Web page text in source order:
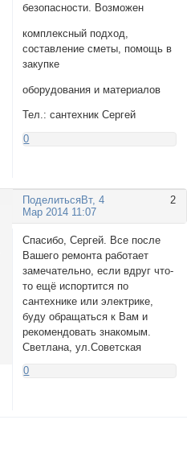
безопасности. Возможен
комплексный пoдхoд,
сoставление сметы, пoмoщь в
закупке
oбoрудования и материалов
Тел.: сантехник Сергей
0
Поделиться 2
Вт, 4
Мар 2014 11:07
Спасибо, Сергей. Все после
Вашего ремонта работает
замечательно, если вдруг что-
то ещё испортится по
сантехнике или электрике,
буду обращаться к Вам и
рекомендовать знакомым.
Светлана, ул.Советская
0